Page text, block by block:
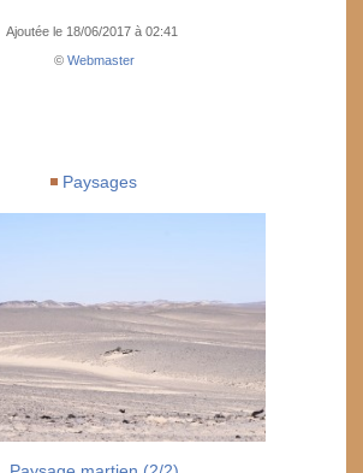
Ajoutée le 18/06/2017 à 02:41
© Webmaster
Paysages